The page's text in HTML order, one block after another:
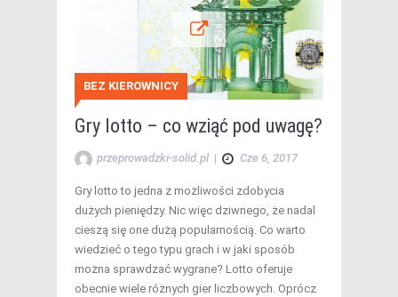
BEZ KIEROWNICY
Gry lotto – co wziąć pod uwagę?
przeprowadzki-solid.pl | Cze 6, 2017
Gry lotto to jedna z możliwości zdobycia
dużych pieniędzy. Nic więc dziwnego, że nadal
cieszą się one dużą popularnością. Co warto
wiedzieć o tego typu grach i w jaki sposób
można sprawdzać wygrane? Lotto oferuje
obecnie wiele różnych gier liczbowych. Oprócz